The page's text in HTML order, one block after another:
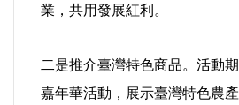
業，共用發展紅利。
二是推介臺灣特色商品。活動
嘉年華活動，展示臺灣特色農